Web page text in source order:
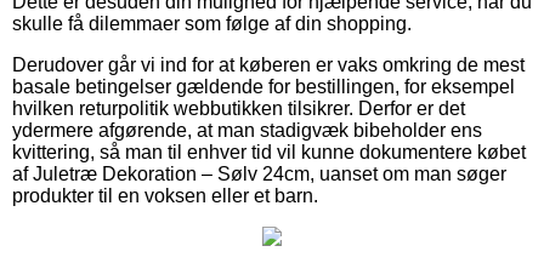
skulle få dilemmaer som følge af din shopping.
Derudover går vi ind for at køberen er vaks omkring de mest
basale betingelser gældende for bestillingen, for eksempel
hvilken returpolitik webbutikken tilsikrer. Derfor er det
ydermere afgørende, at man stadigvæk bibeholder ens
kvittering, så man til enhver tid vil kunne dokumentere købet
af Juletræ Dekoration – Sølv 24cm, uanset om man søger
produkter til en voksen eller et barn.